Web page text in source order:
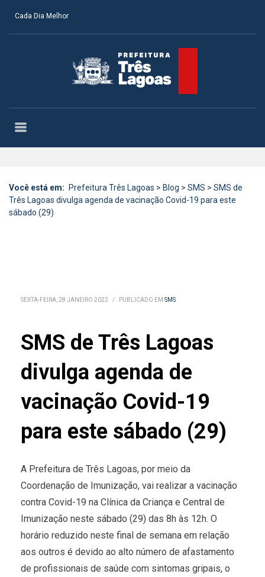
Cada Dia Melhor
Você está em: Prefeitura Três Lagoas > Blog > SMS > SMS de
Três Lagoas divulga agenda de vacinação Covid-19 para este
sábado (29)
SEXTA-FEIRA, 28 JANEIRO 2022 / PUBLICADO EM SMS
SMS de Três Lagoas
divulga agenda de
vacinação Covid-19
para este sábado (29)
A Prefeitura de Três Lagoas, por meio da
Coordenação de Imunização, vai realizar a vacinação
contra Covid-19 na Clínica da Criança e Central de
Imunização neste sábado (29) das 8h às 12h. O
horário reduzido neste final de semana em relação
aos outros é devido ao alto número de afastamento
de profissionais de saúde com sintomas gripais, o